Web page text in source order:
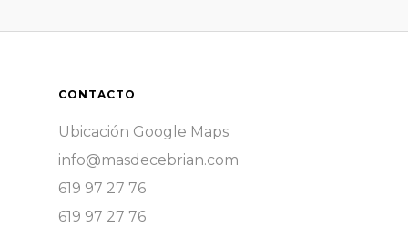
CONTACTO
Ubicación Google Maps
info@masdecebrian.com
619 97 27 76
619 97 27 76